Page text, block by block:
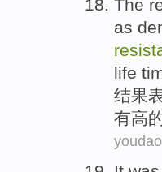
The
as
life
结果
有高
youdao